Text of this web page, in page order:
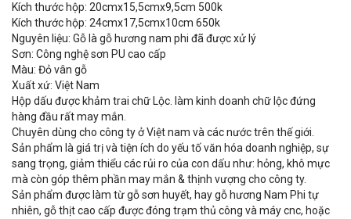
Kích thước hộp: 20cmx15,5cmx9,5cm 500k
Kích thước hộp: 24cmx17,5cmx10cm 650k
Nguyên liệu: Gỗ là gỗ hương nam phi đã được xử lý
Sơn: Công nghệ sơn PU cao cấp
Màu: Đỏ vân gỗ
Xuất xứ: Việt Nam
Hộp dấu được khảm trai chữ Lộc. làm kinh doanh chữ lộc đứng
hàng đầu rất may mắn.
Chuyên dùng cho công ty ở Việt nam và các nước trên thế giới.
Sản phẩm là giá trị và tiện ích do yếu tố văn hóa doanh nghiệp, sự
sang trọng, giảm thiểu các rủi ro của con dấu như: hỏng, khô mực
mà còn góp thêm phần may mắn & thịnh vượng cho công ty.
Sản phẩm được làm từ gỗ sơn huyết, hay gỗ hương Nam Phi tự
nhiên, gỗ thịt cao cấp được đóng trạm thủ công và máy cnc, hoặc